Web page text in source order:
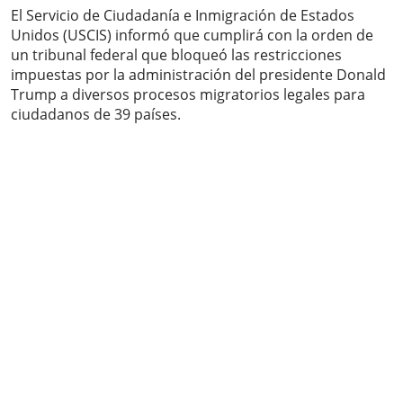
El Servicio de Ciudadanía e Inmigración de Estados
Unidos (USCIS) informó que cumplirá con la orden de
un tribunal federal que bloqueó las restricciones
impuestas por la administración del presidente Donald
Trump a diversos procesos migratorios legales para
ciudadanos de 39 países.